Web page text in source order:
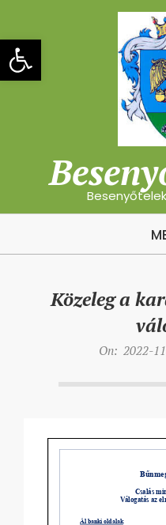
Eszköztár megnyitása
content
Közeleg a
On: 2022-